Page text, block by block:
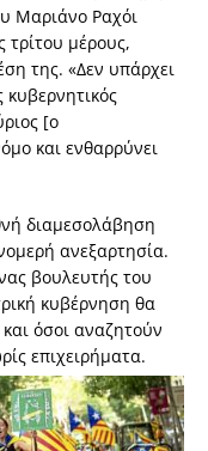
Μαριάνο Ραχόι
τρίτου μέρους,
της. «Δεν υπάρχει
[ο
και ενθαρρύνει
διαμεσολάβηση
ανεξαρτησία.
βουλευτής του
κυβέρνηση θα
όσοι αναζητούν
επιχειρήματα.